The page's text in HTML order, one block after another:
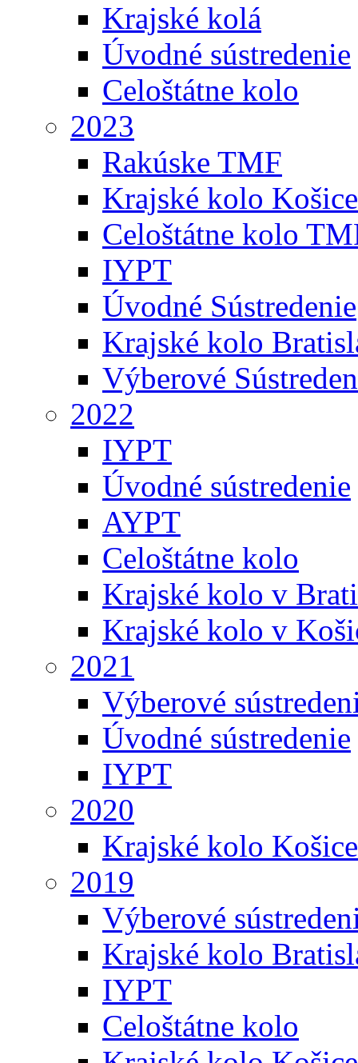
Krajské kolá
Úvodné sústredenie
Celoštátne kolo
2023
Rakúske TMF
Krajské kolo Košice
Celoštátne kolo
IYPT
Úvodné Sústredenie
Krajské kolo
Výberové
2022
IYPT
Úvodné sústredenie
AYPT
Celoštátne kolo
Krajské kolo v
Krajské kolo v
2021
Výberové
Úvodné sústredenie
IYPT
2020
Krajské kolo Košice
2019
Výberové
Krajské kolo
IYPT
Celoštátne kolo